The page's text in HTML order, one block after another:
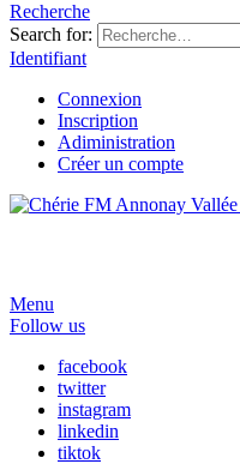
Recherche
Search for:
Identifiant
Connexion
Inscription
Adiministration
Créer un compte
Menu
Follow us
facebook
twitter
instagram
linkedin
tiktok